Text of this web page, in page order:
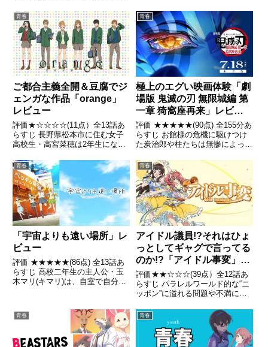
山香澄は、花咲川女子学園に入学
する。キラキラしたい。ドキドキ
したい。引用- Wikipedia
し、彼の所属する「変態生理ゼミ
ナール」―――通称「...
青春
ご都合主義全開＆豆腐でジ
ェンガな作品「orange」
レビュー
評価★☆☆☆☆(11点）全13話あ
らすじ 長野県松本市に住む女子
高校生・高宮菜穂は2年生になっ
分の名前になっている手紙を受け
取る。その手紙には、26歳にな
った10年後の自分が後悔をして
いて、その後悔を16歳の自...
青春
極上のエグい映画体験「劇
場版 鬼滅の刃 無限城編 第
一章 猗窩座再来」レビュ
ー
評価 ★★★★★(90点) 全155分あ
らすじ お館様の危機に駆けつけ
た炭治郎や柱たちは無惨によって
である無限城での最終決戦に身を
投じていく 引用- Wikipedia
青春
「宇宙よりも遠い場所」レ
ビュー
評価 ★★★★★(86点) 全13話あ
らすじ 高校二年生の主人公・玉
木マリ(キマリ)は、自室で自分が
という言葉を思い出し、高二にな
っても何もできていない事に気付
青春
アイドル議員!?それはひょ
っとしてギャグで言ってる
のか!?「アイドル事変」レ
ビュー
評価★★☆☆☆(39点）全12話あ
らすじ パラレルワールド的な“ニ
ッポン”に溢れる問題や不満に何
直そうと、アイドルたちが立ち上
がる。引用 - Wikipedia
青春 青春